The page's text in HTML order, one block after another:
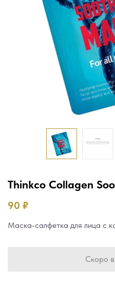
Thinkco Collagen
90 ₽
Маска-салфетка для лица с
Скоро
Или войдите через